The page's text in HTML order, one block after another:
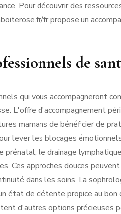
Pour découvrir des
frpropose un
de
qui vous accompagneront
L'offre d'accompagnement
mamans de bénéficier de
lever les blocages
prénatal, le drainage
Ces approches douces
dans les soins. La
état de détente propice au
d'autres options précieuses